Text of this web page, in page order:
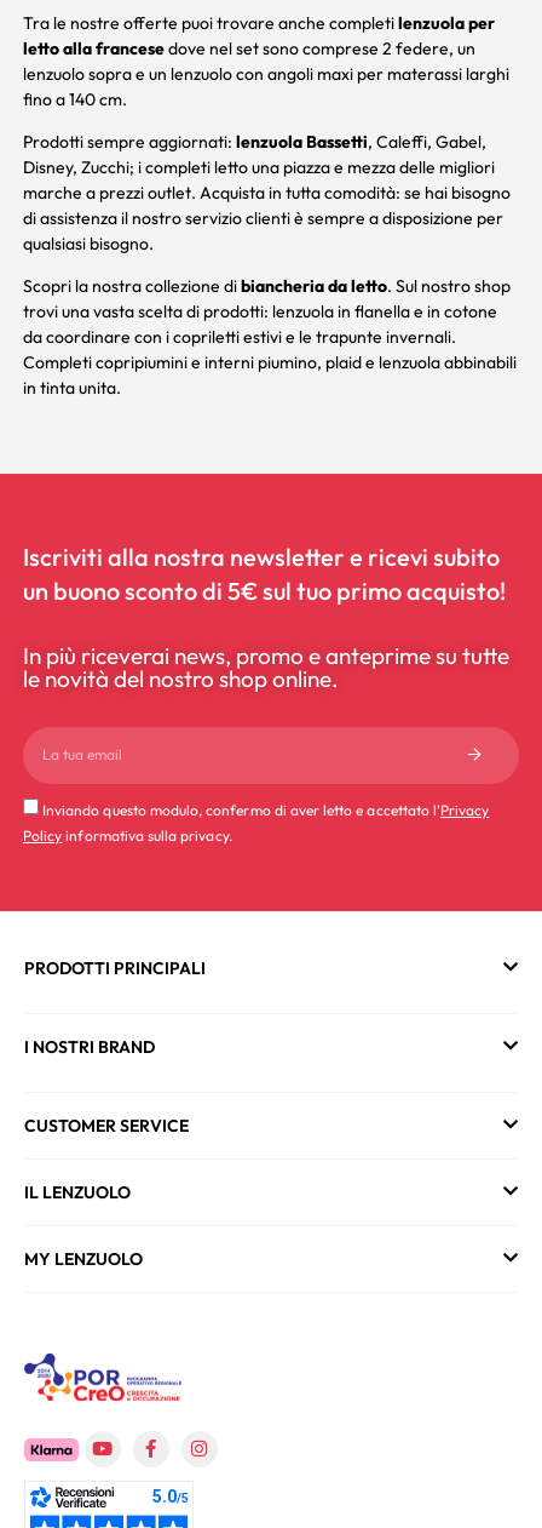
Tra le nostre offerte puoi trovare anche completilenzuola per
letto alla francesedove nel set sono comprese 2 federe, un
lenzuolo sopra e un lenzuolo con angoli maxi per materassi larghi
fino a 140 cm.
Prodotti sempre aggiornati: lenzuola Bassetti, Caleffi, Gabel,
Disney, Zucchi; i completi letto una piazza e mezza delle migliori
marche a prezzi outlet. Acquista in tutta comodità: se hai bisogno
di assistenza il nostro servizio clienti è sempre a disposizione per
qualsiasi bisogno.
Scopri la nostra collezione dibiancheria da letto. Sul nostro shop
trovi una vasta scelta di prodotti: lenzuola in flanella e in cotone
da coordinare con icopriletti estivie le trapunte invernali.
Completicopripiuminie interni piumino, plaide lenzuola abbinabili
in tinta unita.
Iscriviti alla nostra newsletter e ricevi subito
un buono sconto di 5€ sul tuo primo acquisto!
In più riceverai news, promo e anteprime su tutte
le novità del nostro shop online.
Inviando questo modulo, confermo di aver letto e accettato l'Privacy
Policy informativa sulla privacy.
PRODOTTI PRINCIPALI
I NOSTRI BRAND
CUSTOMER SERVICE
IL LENZUOLO
MY LENZUOLO